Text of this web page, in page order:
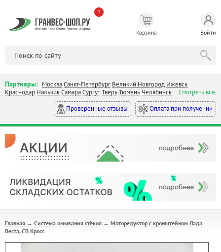
?
Корзина Войти
Партнеры: МоскваСанкт-Петербург Великий Новгород Ижевск
Краснодар НальчикСамараСургутТверьТюмень Челябинск...Смотреть все
Проверенные отзывы
Оплата при получении
Главная → Система омывания стёкол → Моторедуктор с кронштейном Лада
Веста, СВ Кросс